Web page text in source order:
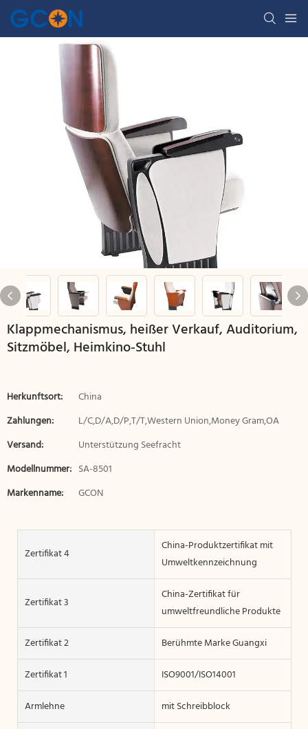
Klappmechanismus, heißer Verkauf, Auditorium,
Sitzmöbel, Heimkino-Stuhl
Herkunftsort:
China
Zahlungen:
L/C,D/A,D/P,T/T,Western Union,Money Gram,OA
Versand:
Unterstützung Seefracht
Modellnummer: SA-8501
Markenname:
GCON
Zertifikat 4
China-Produktzertifikat mit
Umweltkennzeichnung
Zertifikat 3
China-Zertifikat für
umweltfreundliche Produkte
Zertifikat 2
Berühmte Marke Guangxi
Zertifikat 1
ISO9001/ISO14001
Armlehne
mit Schreibblock